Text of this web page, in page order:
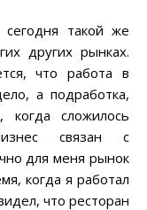
такой же
других рынках.
что работа в
а подработка,
когда сложилось
связан с
для меня рынок
когда я работал
что ресторан